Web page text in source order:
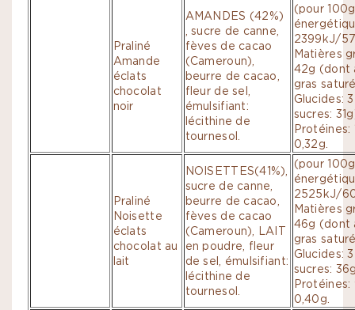
Praliné
Amande
éclats
chocolat
noir
AMANDES (42%)
, sucre de canne,
fèves de cacao
(Cameroun),
beurre de cacao,
fleur de sel,
émulsifiant:
lécithine de
tournesol.
(pour
2399kJ/
Matières
42g (dont
gras
Glucides:
sucres:
Protéines:
0,32g.
Praliné
Noisette
éclats
chocolat au
lait
NOISETTES(41%),
sucre de canne,
beurre de cacao,
fèves de cacao
(Cameroun), LAIT
en poudre, fleur
de sel, émulsifiant:
lécithine de
tournesol.
(pour
2525kJ/
Matières
46g (dont
gras
Glucides:
sucres:
Protéines:
0,40g.